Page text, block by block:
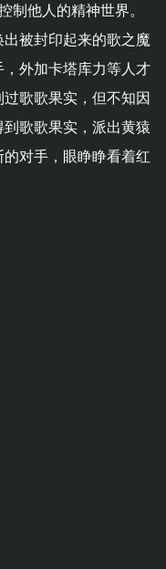
制他人的精神世界。
被封印起来的歌之魔
外加卡塔库力等人才
歌歌果实，但不知因
歌歌果实，派出黄猿
对手，眼睁睁看着红